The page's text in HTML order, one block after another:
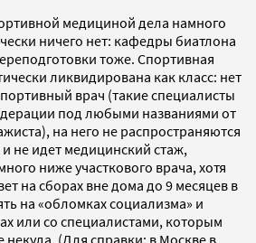
медициной дела намного
ничего нет: кафедры биатлона
тоже. Спортивная
ликвидирована как класс: нет
врач (такие специалисты
под любыми названиями от
на него не распространяются
не идет медицинский стаж,
ниже участкового врача, хотя
на сборах вне дома до 9 месяцев в
на «обломках социализма» и
или со специалистами, которым
(Для справки: в Москве в